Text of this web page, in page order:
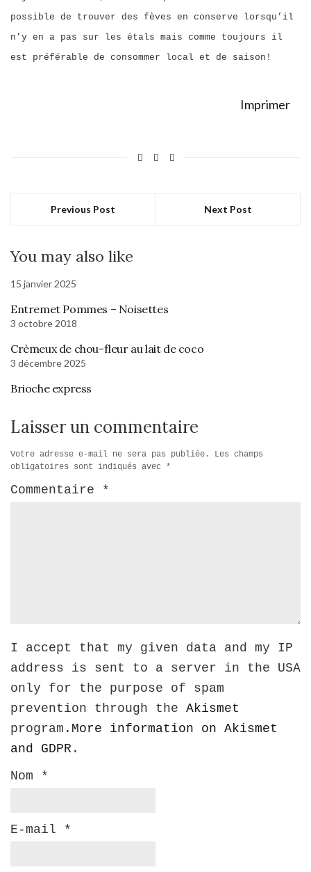
possible de trouver des fèves en conserve lorsqu’il
n’y en a pas sur les étals mais comme toujours il
est préférable de consommer local et de saison!
Imprimer
Previous Post Next Post
You may also like
15 janvier 2025
Entremet Pommes – Noisettes
3 octobre 2018
Crèmeux de chou-fleur au lait de coco
3 décembre 2025
Brioche express
Laisser un commentaire
Votre adresse e-mail ne sera pas publiée.
Les champs
obligatoires sont indiqués avec *
Commentaire *
I accept that my given data and my IP
address is sent to a server in the USA
only for the purpose of spam
prevention through the Akismet
program. More information on Akismet
and GDPR .
Nom *
E-mail *